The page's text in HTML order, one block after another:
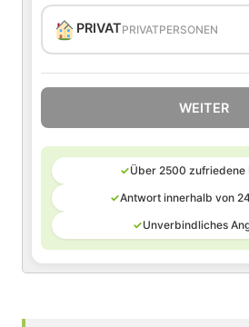
PRIVATPRIVATPERSONEN
WEITER
✓Über 2500 zufriedene
✓Antwort innerhalb von
✓Unverbindliches